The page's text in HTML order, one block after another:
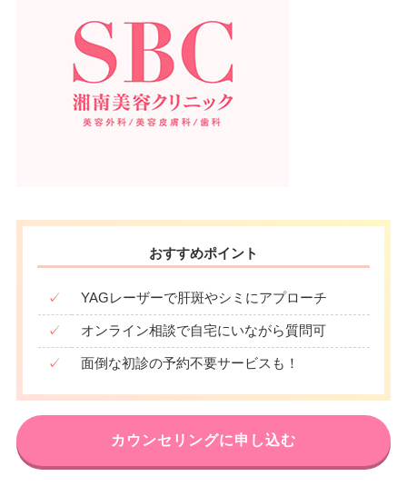
おすすめポイント
✓ YAGレーザーで肝斑やシミにアプローチ
✓ オンライン相談で自宅にいながら質問可
✓ 面倒な初診の予約不要サービスも！
カウンセリングに申し込む